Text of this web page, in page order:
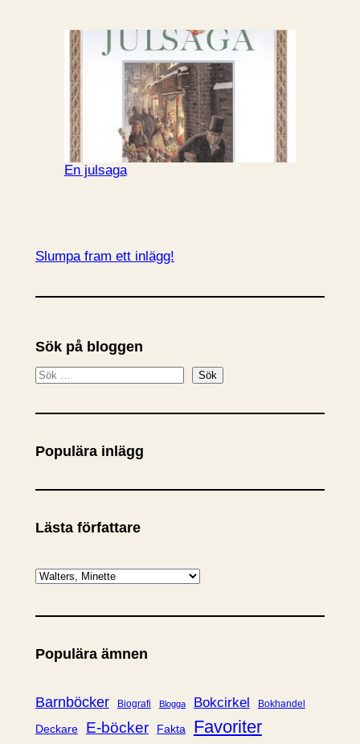
En julsaga
Slumpa fram ett inlägg!
Sök på bloggen
S
k
Sök
Populära inlägg
Lästa författare
K
t
g
r
i
Populära ämnen
Barnböcker Biografi Blogga Bokcirkel Bokhandel
Deckare E-böcker Fakta Favoriter